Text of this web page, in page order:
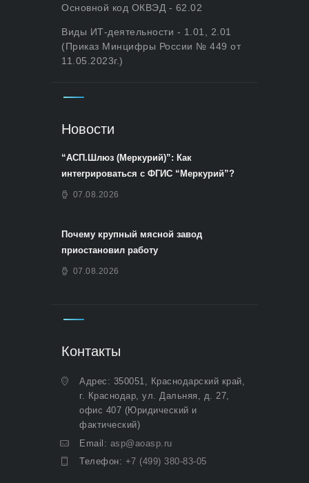
Основной код ОКВЭД - 62.02
Виды ИТ-деятельности - 1.01, 2.01
(Приказ Минцифры России № 449 от
11.05.2023г.)
Новости
“АСП.Шлюз (Меркурий)”: Как
интегрироваться с ФГИС “Меркурий”?
07.08.2026
Почему крупный мясной завод
приостановил работу
07.08.2026
Контакты
Адрес: 350051, Краснодарский край,
г. Краснодар, ул. Дальняя, д. 27,
офис 407 (Юридический и
фактический)
Email: asp@aoasp.ru
Телефон: +7 (499) 380-83-05